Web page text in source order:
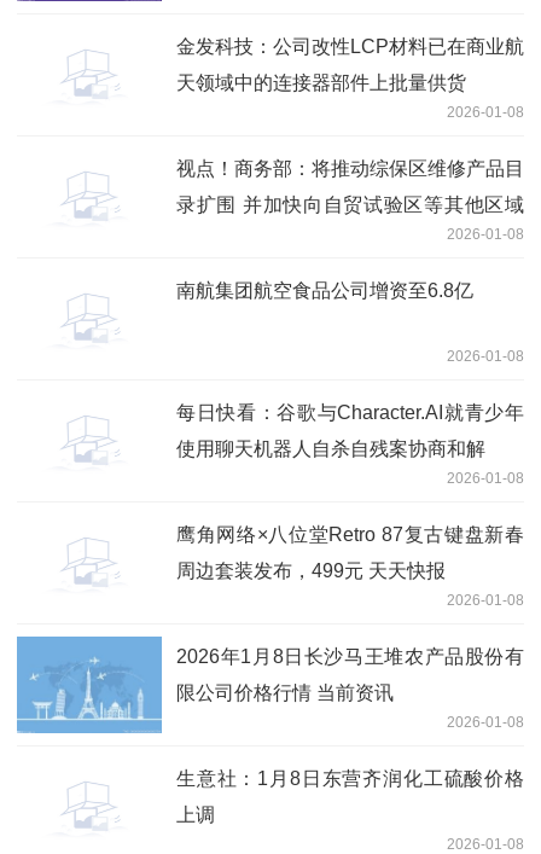
金发科技：公司改性LCP材料已在商业航
天领域中的连接器部件上批量供货
2026-01-08
视点！商务部：将推动综保区维修产品目
录扩围 并加快向自贸试验区等其他区域
2026-01-08
南航集团航空食品公司增资至6.8亿
2026-01-08
每日快看：谷歌与Character.AI就青少年
使用聊天机器人自杀自残案协商和解
2026-01-08
鹰角网络×八位堂Retro 87复古键盘新春
周边套装发布，499元 天天快报
2026-01-08
2026年1月8日长沙马王堆农产品股份有
限公司价格行情 当前资讯
2026-01-08
生意社：1月8日东营齐润化工硫酸价格
上调
2026-01-08